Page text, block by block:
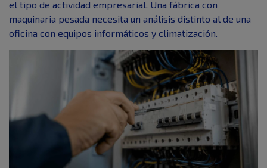
el tipo de actividad empresarial. Una fábrica con
maquinaria pesada necesita un análisis distinto al de una
oficina con equipos informáticos y climatización.